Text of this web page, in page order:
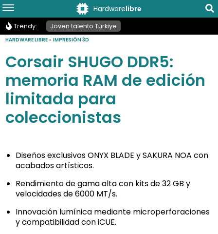
Hardwarelibre
Trendy: Joven talento Türkiye
HARDWARE LIBRE »IMPRESIÓN 3D
Corsair SHUGO DDR5:
memoria RAM de edición
limitada para
coleccionistas
Diseños exclusivos ONYX BLADE y SAKURA NOA con
acabados artísticos.
Rendimiento de gama alta con kits de 32 GB y
velocidades de 6000 MT/s.
Innovación lumínica mediante microperforaciones
y compatibilidad con iCUE.